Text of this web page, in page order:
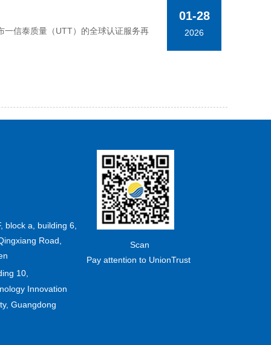
一信泰质量（UTT）的全球认证服务再
01-28
2026
block a, building 6,
Road,
10,
Innovation
Guangdong
Scan
Pay attention to UnionTrust